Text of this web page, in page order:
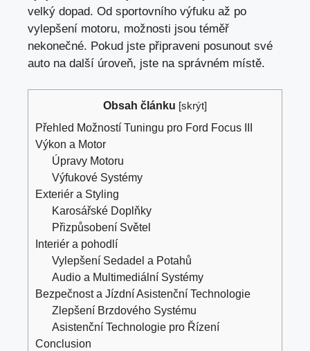
velký dopad. Od sportovního výfuku až po
vylepšení motoru, možnosti jsou téměř
nekonečné. Pokud jste připraveni posunout své
auto na další úroveň, jste na správném místě.
Obsah článku [skrýt]
Přehled Možností Tuningu pro Ford Focus III
Výkon a Motor
Úpravy Motoru
Výfukové Systémy
Exteriér a Styling
Karosářské Doplňky
Přizpůsobení Světel
Interiér a pohodlí
Vylepšení Sedadel a Potahů
Audio a Multimediální Systémy
Bezpečnost a Jízdní Asistenční Technologie
Zlepšení Brzdového Systému
Asistenční Technologie pro Řízení
Conclusion